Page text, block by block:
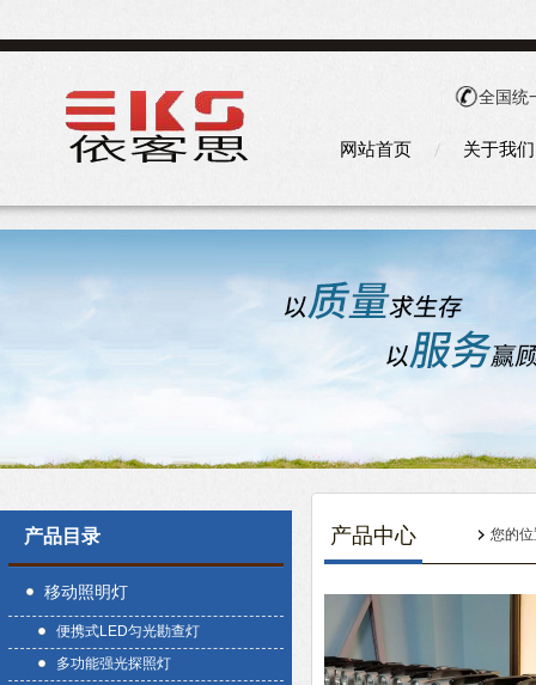
全国统
网站首页 关于我们
产品目录
移动照明灯
便携式LED匀光勘查灯
多功能强光探照灯
产品中心 您的